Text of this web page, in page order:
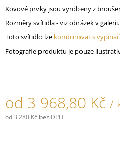
Kovové prvky jsou vyrobeny z
Rozměry svítidla - viz obrázek v galerii.
Toto svítidlo lze kombinovat s
Fotografie produktu je pouze
od 3 968,80 Kč /
od3 280 Kč bez DPH
PORCELÁNOVÉ
TLAČÍTKO
GARBY
COLONIAL
789,30